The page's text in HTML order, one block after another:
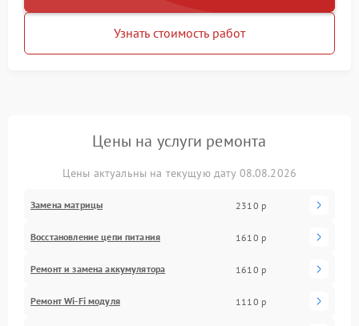
Узнать стоимость работ
Цены на услуги ремонта
Цены актуальны на текущую дату 08.08.2026
Замена матрицы 2310 р
Восстановление цепи питания 1610 р
Ремонт и замена аккумулятора 1610 р
Ремонт Wi-Fi модуля 1110 р